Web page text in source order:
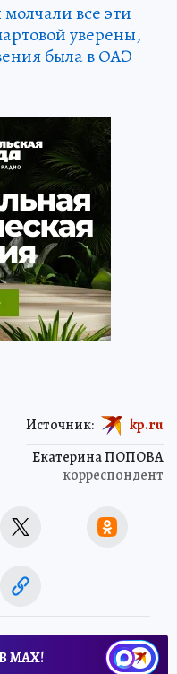
все эти
уверены,
была в ОАЭ
Екатерина ПОПОВА
корреспондент
Источник: kp.ru
МАХ!